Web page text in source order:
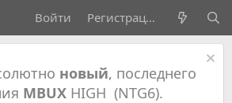
Войти Регистрация
новый, последнего
MBUXHIGH (NTG6).